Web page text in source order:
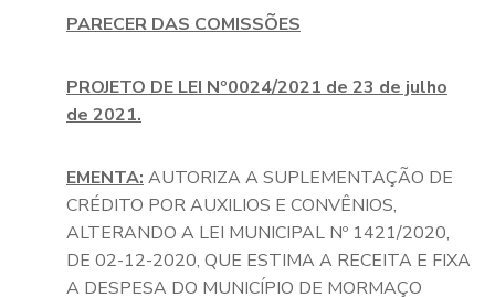
PARECER DAS COMISSÕES
PROJETO DE LEI Nº0024/2021 de 23 de julho
de 2021.
EMENTA: AUTORIZA A SUPLEMENTAÇÃO DE
CRÉDITO POR AUXILIOS E CONVÊNIOS,
ALTERANDO A LEI MUNICIPAL Nº 1421/2020,
DE 02-12-2020, QUE ESTIMA A RECEITA E FIXA
A DESPESA DO MUNICÍPIO DE MORMAÇO